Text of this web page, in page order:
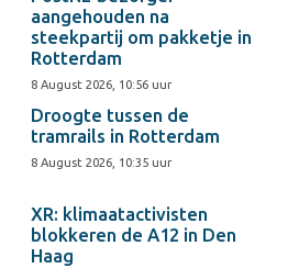
aangehouden na
steekpartij om pakketje in
Rotterdam
8 August 2026, 10:56 uur
Droogte tussen de
tramrails in Rotterdam
8 August 2026, 10:35 uur
XR: klimaatactivisten
blokkeren de A12 in Den
Haag